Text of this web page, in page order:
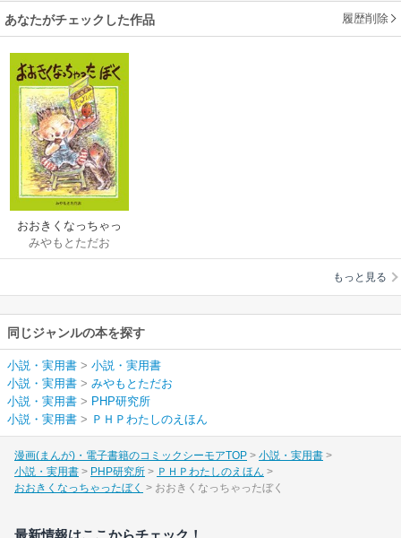
あなたがチェックした作品 履歴削除
おおきくなっちゃっ
たぼく
みやもとただお
もっと見る
同じジャンルの本を探す
小説・実用書 > 小説・実用書
小説・実用書 > みやもとただお
小説・実用書 > PHP研究所
小説・実用書 > ＰＨＰわたしのえほん
漫画(まんが)・電子書籍のコミックシーモアTOP
小説・実用書
小説・実用書
PHP研究所
ＰＨＰわたしのえほん
おおきくなっちゃったぼく
おおきくなっちゃったぼく
最新情報はここからチェック！